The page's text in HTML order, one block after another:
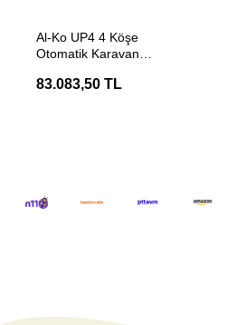
Al-Ko UP4 4 Köşe
Otomatik Karavan
83.083,50 TL